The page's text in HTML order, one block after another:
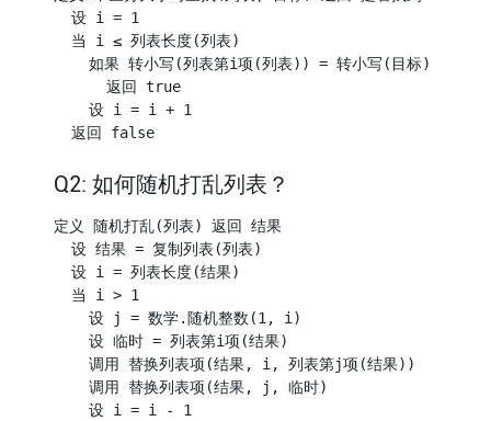
  设 i = 1
  当 i ≤ 列表长度(列表)
    如果 转小写(列表第i项(列表)) = 转小写(目标)
      返回 true
    设 i = i + 1
  返回 false
Q2: 如何随机打乱列表？
定义 随机打乱(列表) 返回 结果
  设 结果 = 复制列表(列表)
  设 i = 列表长度(结果)
  当 i > 1
    设 j = 数学.随机整数(1, i)
    设 临时 = 列表第i项(结果)
    调用 替换列表项(结果, i, 列表第j项(结果))
    调用 替换列表项(结果, j, 临时)
    设 i = i - 1